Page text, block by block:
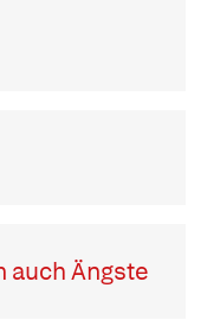
auch Ängste